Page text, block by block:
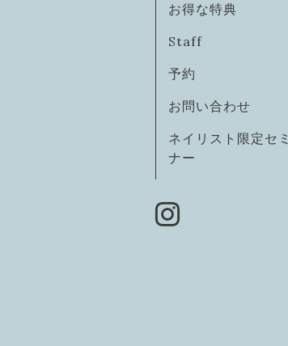
お得な特典
Staff
予約
お問い合わせ
ネイリスト限定セミ
ナー